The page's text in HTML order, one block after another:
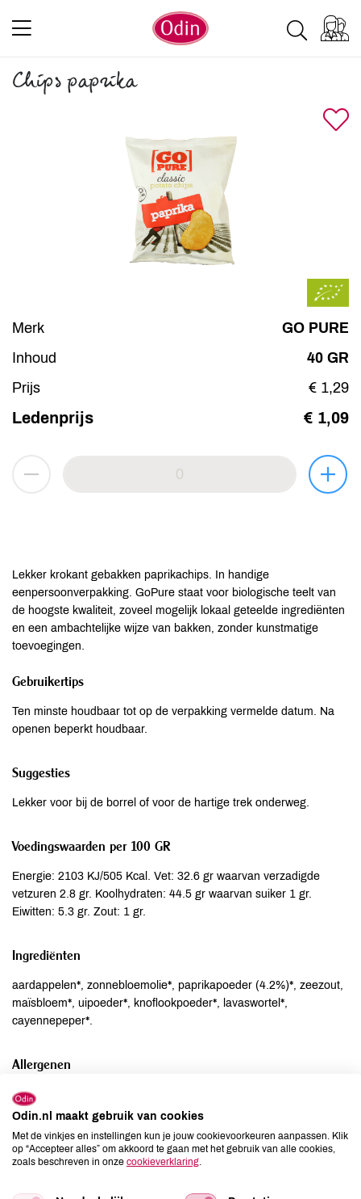
Chips paprika
Merk
GO PURE
Inhoud
40 GR
Prijs
€ 1,29
Ledenprijs € 1,09
Lekker krokant gebakken paprikachips. In handige
eenpersoonverpakking. GoPure staat voor biologische teelt van
de hoogste kwaliteit, zoveel mogelijk lokaal geteelde ingrediënten
en een ambachtelijke wijze van bakken, zonder kunstmatige
toevoegingen.
Gebruikertips
Ten minste houdbaar tot op de verpakking vermelde datum. Na
openen beperkt houdbaar.
Suggesties
Lekker voor bij de borrel of voor de hartige trek onderweg.
Voedingswaarden per 100 GR
Energie: 2103 KJ/505 Kcal. Vet: 32.6 gr waarvan verzadigde
vetzuren 2.8 gr. Koolhydraten: 44.5 gr waarvan suiker 1 gr.
Eiwitten: 5.3 gr. Zout: 1 gr.
Ingrediënten
aardappelen*, zonnebloemolie*, paprikapoeder (4.2%)*, zeezout,
maïsbloem*, uipoeder*, knoflookpoeder*, lavaswortel*,
cayennepeper*.
Allergenen
Aardnoten
Ei
niet aanwezig
Gluten
niet aanwezig
Lactose
niet aanwezig
Odin.nl maakt gebruik van cookies
Met de vinkjes en instellingen kun je jouw cookievoorkeuren aanpassen. Klik
op “Accepteer alles” om akkoord te gaan met het gebruik van alle cookies,
zoals beschreven in onze cookieverklaring.